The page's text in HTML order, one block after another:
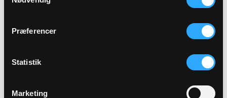
vores Cookiepolitik, som du finder i bunden af vores
Præferencer
Statistik
Marketing